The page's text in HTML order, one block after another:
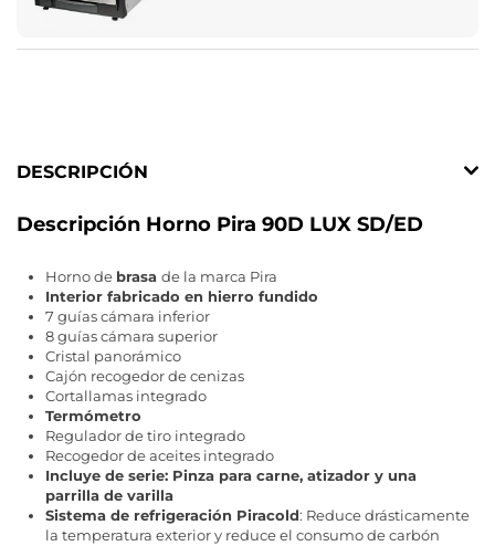
DESCRIPCIÓN
Descripción Horno Pira 90D LUX SD/ED
Horno de brasa de la marca Pira
Interior fabricado en hierro fundido
7 guías cámara inferior
8 guías cámara superior
Cristal panorámico
Cajón recogedor de cenizas
Cortallamas integrado
Termómetro
Regulador de tiro integrado
Recogedor de aceites integrado
Incluye de serie: Pinza para carne, atizador y una
parrilla de varilla
Sistema de refrigeración Piracold: Reduce drásticamente
la temperatura exterior y reduce el consumo de carbón